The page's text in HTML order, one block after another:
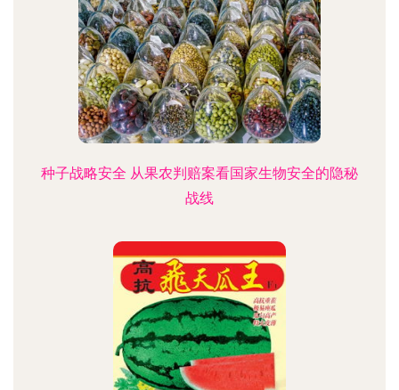
种子战略安全 从果农判赔案看国家生物安全的隐秘
战线